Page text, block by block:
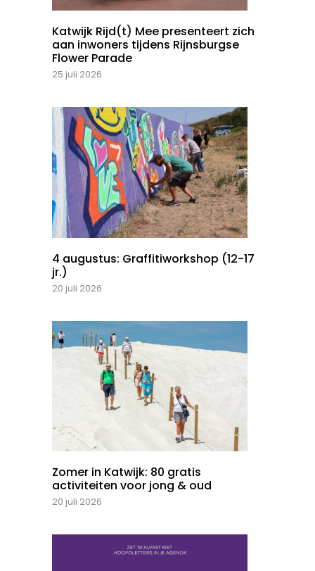
Katwijk Rijd(t) Mee presenteert zich
aan inwoners tijdens Rijnsburgse
Flower Parade
25 juli 2026
4 augustus: Graffitiworkshop (12-17
jr.)
20 juli 2026
Zomer in Katwijk: 80 gratis
activiteiten voor jong & oud
20 juli 2026